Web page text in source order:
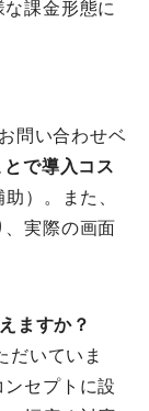
課金形態に
問い合わせベ
で導入コス
助）。また、
実際の画面
ますか？
だいていま
セプトに設